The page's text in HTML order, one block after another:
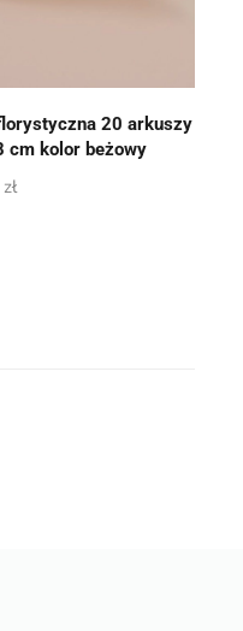
20 arkuszy
cm kolor beżowy
zł